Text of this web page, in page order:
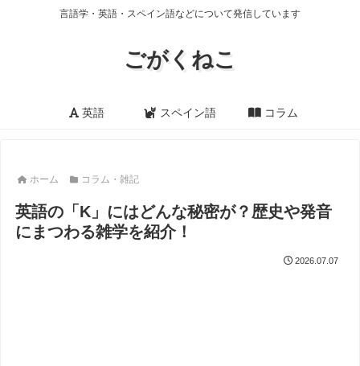
言語学・英語・スペイン語などについて発信しています
ごがくねこ
英語 スペイン語 コラム
ホーム コラム・雑記
英語の「K」にはどんな秘密が？歴史や発音
にまつわる雑学を紹介！
2026.07.07